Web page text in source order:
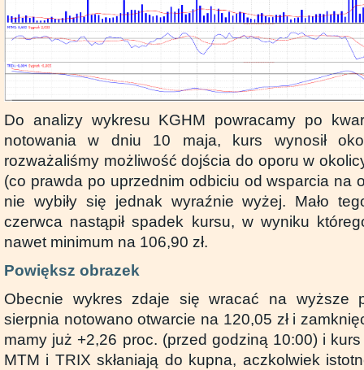
Do analizy wykresu KGHM powracamy po
notowania w dniu 10 maja, kurs wynosił
rozważaliśmy możliwość dojścia do oporu w
(co prawda po uprzednim odbiciu od wsparcia na
nie wybiły się jednak wyraźnie wyżej. Mało
czerwca nastąpił spadek kursu, w wyniku
nawet minimum na 106,90 zł.
Powiększ obrazek
Obecnie wykres zdaje się wracać na wyższe
sierpnia notowano otwarcie na 120,05 zł i
mamy już +2,26 proc. (przed godziną 10:00) i
MTM i TRIX skłaniają do kupna, aczkolwiek